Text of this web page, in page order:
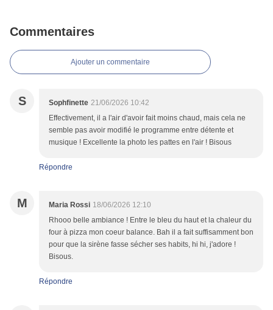
Commentaires
Ajouter un commentaire
S Sophfinette 21/06/2026 10:42
Effectivement, il a l'air d'avoir fait moins chaud, mais cela ne
semble pas avoir modifié le programme entre détente et
musique ! Excellente la photo les pattes en l'air ! Bisous
Répondre
M Maria Rossi 18/06/2026 12:10
Rhooo belle ambiance ! Entre le bleu du haut et la chaleur du
four à pizza mon coeur balance. Bah il a fait suffisamment bon
pour que la sirène fasse sécher ses habits, hi hi, j'adore !
Bisous.
Répondre